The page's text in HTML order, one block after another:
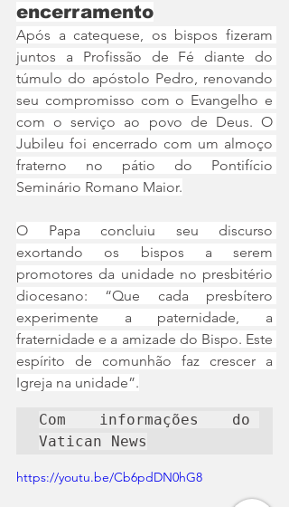
encerramento
Após a catequese, os bispos fizeram
juntos a Profissão de Fé diante do
túmulo do apóstolo Pedro, renovando
seu compromisso com o Evangelho e
com o serviço ao povo de Deus. O
Jubileu foi encerrado com um almoço
fraterno no pátio do Pontifício
Seminário Romano Maior.
O Papa concluiu seu discurso
exortando os bispos a serem
promotores da unidade no presbitério
diocesano: “Que cada presbítero
experimente a paternidade, a
fraternidade e a amizade do Bispo. Este
espírito de comunhão faz crescer a
Igreja na unidade”.
Com informações do
Vatican News
https://youtu.be/Cb6pdDN0hG8